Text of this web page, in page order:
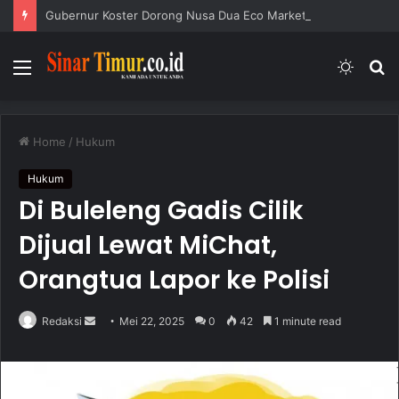
Menu
Switch
Home / Hukum
Hukum
Di Buleleng Gadis Cilik
Dijual Lewat MiChat,
Orangtua Lapor ke Polisi
Redaksi
n
Mei 22, 2025 0 42 1 minute read